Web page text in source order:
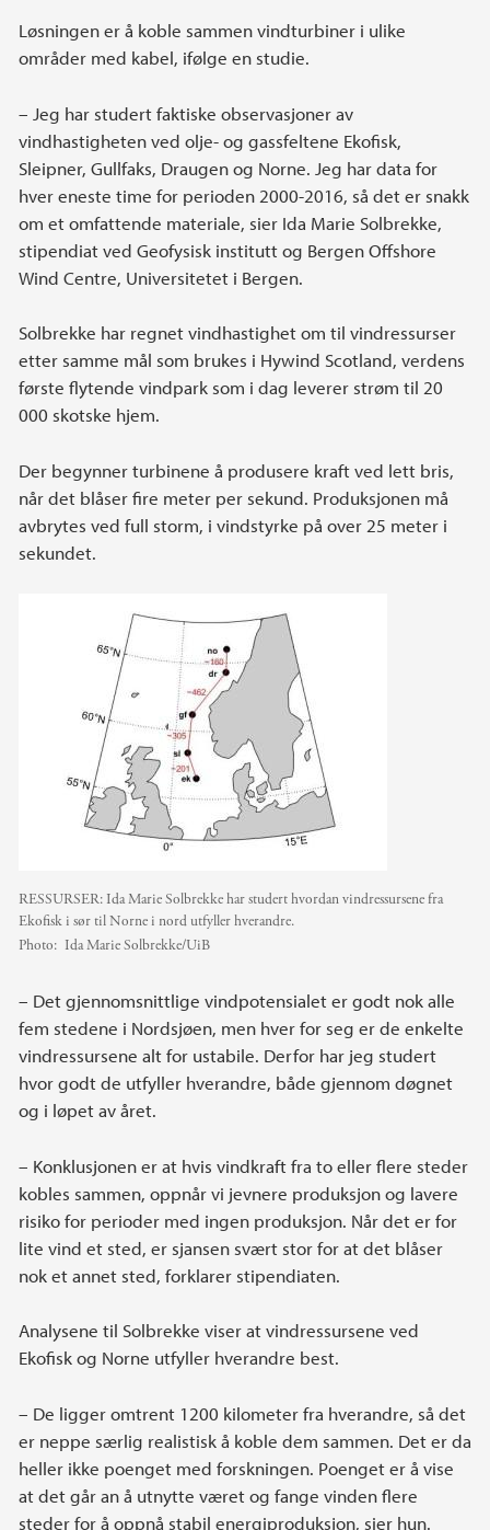
Løsningen er å koble sammen vindturbiner i ulike
områder med kabel, ifølge en studie.
– Jeg har studert faktiske observasjoner av
vindhastigheten ved olje- og gassfeltene Ekofisk,
Sleipner, Gullfaks, Draugen og Norne. Jeg har data for
hver eneste time for perioden 2000-2016, så det er snakk
om et omfattende materiale, sier Ida Marie Solbrekke,
stipendiat ved Geofysisk institutt og Bergen Offshore
Wind Centre, Universitetet i Bergen.
Solbrekke har regnet vindhastighet om til vindressurser
etter samme mål som brukes i Hywind Scotland, verdens
første flytende vindpark som i dag leverer strøm til 20
000 skotske hjem.
Der begynner turbinene å produsere kraft ved lett bris,
når det blåser fire meter per sekund. Produksjonen må
avbrytes ved full storm, i vindstyrke på over 25 meter i
sekundet.
RESSURSER: Ida Marie Solbrekke har studert hvordan vindressursene fra
Ekofisk i sør til Norne i nord utfyller hverandre.
Photo: Ida Marie Solbrekke/UiB
– Det gjennomsnittlige vindpotensialet er godt nok alle
fem stedene i Nordsjøen, men hver for seg er de enkelte
vindressursene alt for ustabile. Derfor har jeg studert
hvor godt de utfyller hverandre, både gjennom døgnet
og i løpet av året.
– Konklusjonen er at hvis vindkraft fra to eller flere steder
kobles sammen, oppnår vi jevnere produksjon og lavere
risiko for perioder med ingen produksjon. Når det er for
lite vind et sted, er sjansen svært stor for at det blåser
nok et annet sted, forklarer stipendiaten.
Analysene til Solbrekke viser at vindressursene ved
Ekofisk og Norne utfyller hverandre best.
– De ligger omtrent 1200 kilometer fra hverandre, så det
er neppe særlig realistisk å koble dem sammen. Det er da
heller ikke poenget med forskningen. Poenget er å vise
at det går an å utnytte været og fange vinden flere
steder for å oppnå stabil energiproduksjon, sier hun.